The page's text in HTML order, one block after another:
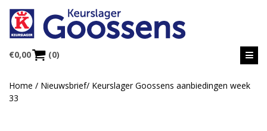
€0,00 (0)
Home / Nieuwsbrief/ Keurslager Goossens aanbiedingen week
33